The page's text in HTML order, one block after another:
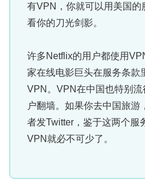
有VPN，你就可以用美国的
看你的刀光剑影。
许多Netflix的用户都使用
家在线电影巨头在服务条款
VPN。VPN在中国也特别流
户翻墙。如果你去中国旅游
者发Twitter，鉴于这两个服
VPN就必不可少了。